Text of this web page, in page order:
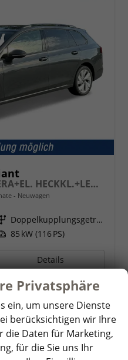
Limited (Life Plus) KAMERA+EL. HECKKL.+LED+17" ALU+ACC
Neuwagen
Getriebe
Doppelkupplungsgetriebe (DSG)
Leistung 85 kW (116 PS)
Details
l/100km
km
Privatsphäre
ein, um unsere Dienste
berücksichtigen wir Ihre
die Daten für Marketing,
für die Sie uns Ihr